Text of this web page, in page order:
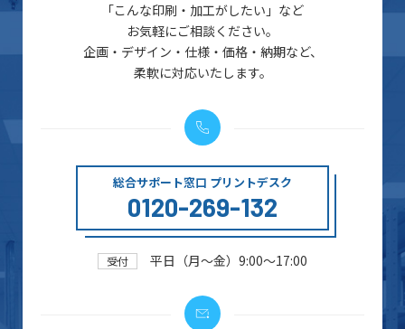
「こんな印刷・加工がしたい」など
お気軽にご相談ください。
企画・デザイン・仕様・価格・納期など、
柔軟に対応いたします。
総合サポート窓口 プリントデスク
0120-269-132
受付 平日（月～金）9:00～17:00